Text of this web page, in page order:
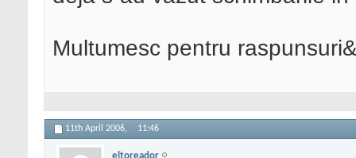
Multumesc pentru
11th April 2006, 11:46
eltoreador